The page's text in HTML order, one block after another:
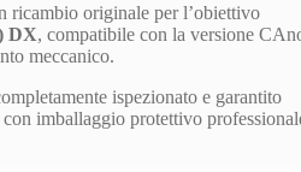
ricambio originale per l’obiettivo
DX, compatibile con la versione
meccanico.
ispezionato e garantito
imballaggio protettivo